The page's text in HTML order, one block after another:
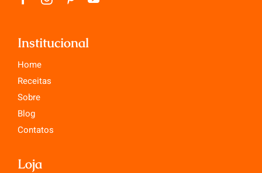
Institucional
Home
Receitas
Sobre
Blog
Contatos
Loja